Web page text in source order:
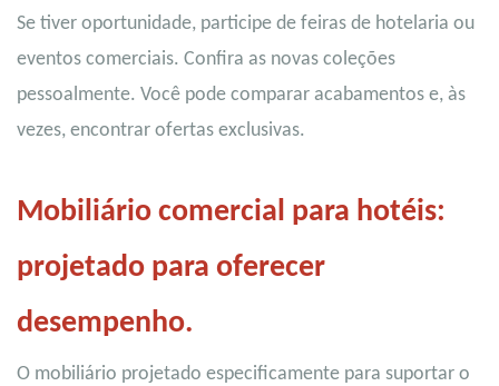
Se tiver oportunidade, participe de feiras de hotelaria ou
eventos comerciais. Confira as novas coleções
pessoalmente. Você pode comparar acabamentos e, às
vezes, encontrar ofertas exclusivas.
Mobiliário comercial para hotéis:
projetado para oferecer
desempenho.
O mobiliário projetado especificamente para suportar o